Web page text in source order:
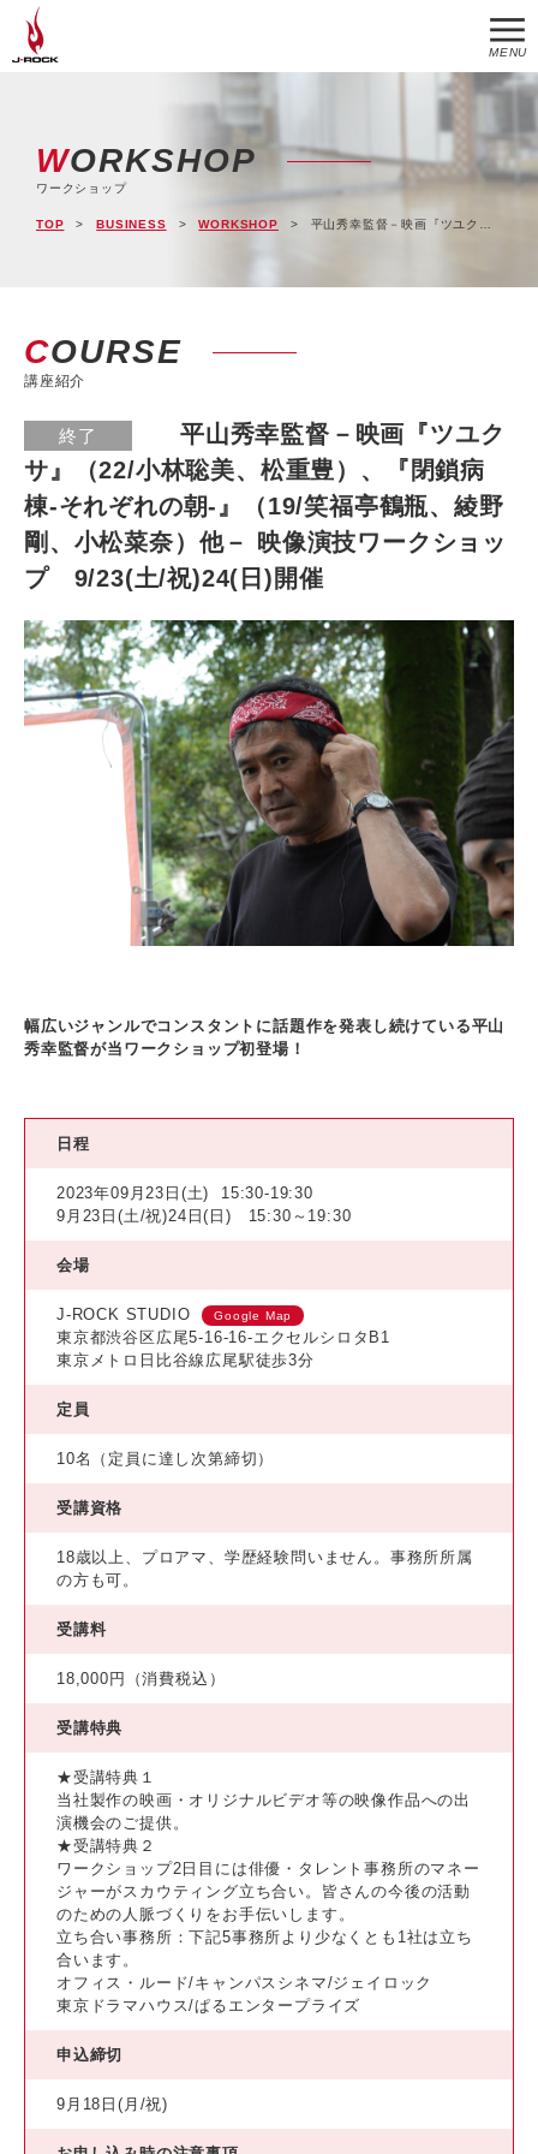
MENU
WORKSHOP
ワークショップ
TOP BUSINESS WORKSHOP 平山秀幸監督－映画『ツユクサ』（22/小林聡美、松重豊）、『閉鎖病棟-それぞれの朝-』（19/笑福亭鶴瓶、綾野剛、小松菜奈）他－ 映像演技ワークショップ 9/23(土/祝)24(日)開催
COURSE
講座紹介
終了
平山秀幸監督－映画『ツユク
サ』（22/小林聡美、松重豊）、『閉鎖病
棟-それぞれの朝-』（19/笑福亭鶴瓶、綾野
剛、小松菜奈）他－ 映像演技ワークショッ
プ 9/23(土/祝)24(日)開催
幅広いジャンルでコンスタントに話題作を発表し続けている平山
秀幸監督が当ワークショップ初登場！
日程
2023年09月23日(土)
15:30-19:30
9月23日(土/祝)24日(日) 15:30～19:30
会場
J-ROCK STUDIO Google Map
東京都渋谷区広尾5-16-16-エクセルシロタB1
東京メトロ日比谷線広尾駅徒歩3分
定員
10名（定員に達し次第締切）
受講資格
18歳以上、プロアマ、学歴経験問いません。事務所所属
の方も可。
受講料
18,000円（消費税込）
受講特典
★受講特典１
当社製作の映画・オリジナルビデオ等の映像作品への出
演機会のご提供。
★受講特典２
ワークショップ2日目には俳優・タレント事務所のマネー
ジャーがスカウティング立ち合い。皆さんの今後の活動
のための人脈づくりをお手伝いします。
立ち合い事務所：下記5事務所より少なくとも1社は立ち
合います。
オフィス・ルード/キャンパスシネマ/ジェイロック
東京ドラマハウス/ぱるエンタープライズ
申込締切
9月18日(月/祝)